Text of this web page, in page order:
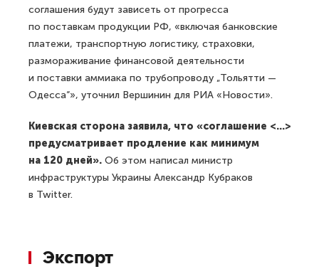
соглашения будут зависеть от прогресса
по поставкам продукции РФ, «включая банковские
платежи, транспортную логистику, страховки,
размораживание финансовой деятельности
и поставки аммиака по трубопроводу „Тольятти —
Одесса“», уточнил Вершинин для РИА «Новости».
Киевская сторона заявила, что «соглашение <...>
предусматривает продление как минимум
на 120 дней». Об этом написал министр
инфраструктуры Украины Александр Кубраков
в Twitter.
Экспорт